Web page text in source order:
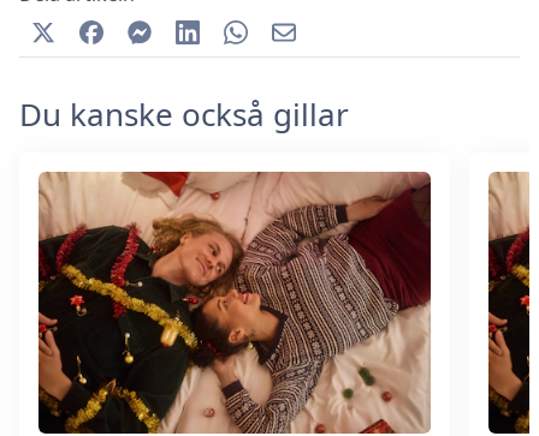
Du kanske också gillar